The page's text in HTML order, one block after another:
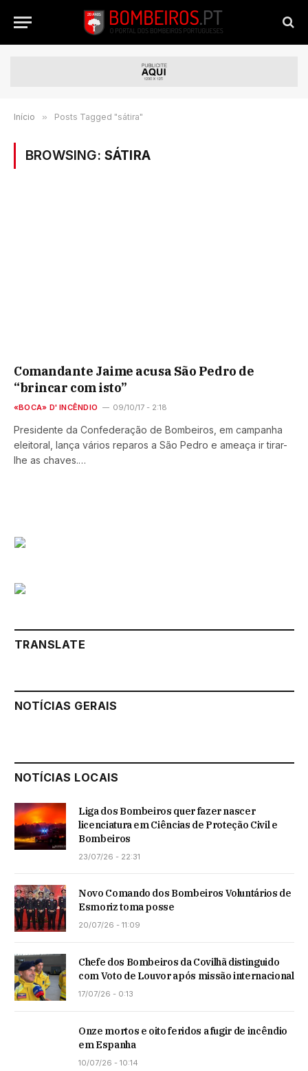
Início » Posts Tagged "sátira"
BROWSING: SÁTIRA
Comandante Jaime acusa São Pedro de
“brincar com isto”
«BOCA» D' INCÊNDIO 09/10/17 - 2:18
Presidente da Confederação de Bombeiros, em campanha
eleitoral, lança vários reparos a São Pedro e ameaça ir tirar-
lhe as chaves.…
TRANSLATE
NOTÍCIAS GERAIS
NOTÍCIAS LOCAIS
Liga dos Bombeiros quer fazer nascer
licenciatura em Ciências de Proteção Civil e
Bombeiros
23/07/26 - 22:31
Novo Comando dos Bombeiros Voluntários de
Esmoriz toma posse
20/07/26 - 11:09
Chefe dos Bombeiros da Covilhã distinguido
com Voto de Louvor após missão internacional
17/07/26 - 0:13
Onze mortos e oito feridos a fugir de incêndio
em Espanha
10/07/26 - 10:14